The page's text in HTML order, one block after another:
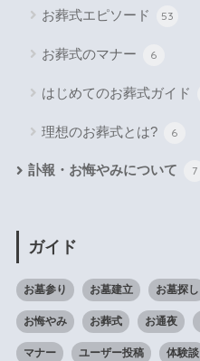
お葬式エピソード 53
お葬式のマナー 6
はじめてのお葬式ガイド
理想のお葬式とは? 6
訃報・お悔やみについて 7
ガイド
お墓参り お墓建立 お墓探し
お悔やみ お葬式 お通夜
マナー ユーザー投稿 体験談